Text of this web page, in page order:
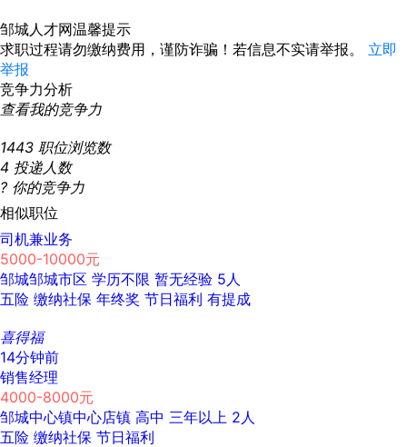
邹城人才网温馨提示
求职过程请勿缴纳费用，谨防诈骗！若信息不实请举报。 立即
举报
竞争力分析
查看我的竞争力
1443 职位浏览数
4 投递人数
? 你的竞争力
相似职位
司机兼业务
5000-10000元
邹城邹城市区 学历不限 暂无经验 5人
五险 缴纳社保 年终奖 节日福利 有提成
喜得福
14分钟前
销售经理
4000-8000元
邹城中心镇中心店镇 高中 三年以上 2人
五险 缴纳社保 节日福利